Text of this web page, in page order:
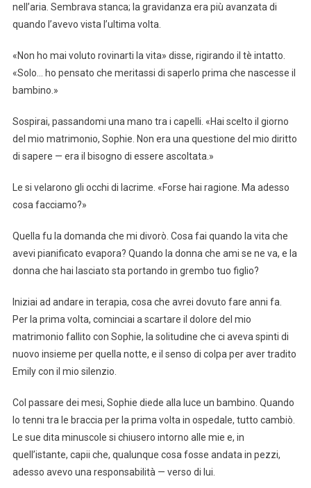
nell’aria. Sembrava stanca; la gravidanza era più avanzata di
quando l’avevo vista l’ultima volta.
«Non ho mai voluto rovinarti la vita» disse, rigirando il tè intatto.
«Solo… ho pensato che meritassi di saperlo prima che nascesse il
bambino.»
Sospirai, passandomi una mano tra i capelli. «Hai scelto il giorno
del mio matrimonio, Sophie. Non era una questione del mio diritto
di sapere — era il bisogno di essere ascoltata.»
Le si velarono gli occhi di lacrime. «Forse hai ragione. Ma adesso
cosa facciamo?»
Quella fu la domanda che mi divorò. Cosa fai quando la vita che
avevi pianificato evapora? Quando la donna che ami se ne va, e la
donna che hai lasciato sta portando in grembo tuo figlio?
Iniziai ad andare in terapia, cosa che avrei dovuto fare anni fa.
Per la prima volta, cominciai a scartare il dolore del mio
matrimonio fallito con Sophie, la solitudine che ci aveva spinti di
nuovo insieme per quella notte, e il senso di colpa per aver tradito
Emily con il mio silenzio.
Col passare dei mesi, Sophie diede alla luce un bambino. Quando
lo tenni tra le braccia per la prima volta in ospedale, tutto cambiò.
Le sue dita minuscole si chiusero intorno alle mie e, in
quell’istante, capii che, qualunque cosa fosse andata in pezzi,
adesso avevo una responsabilità — verso di lui.